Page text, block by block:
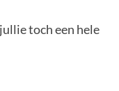
toch een hele